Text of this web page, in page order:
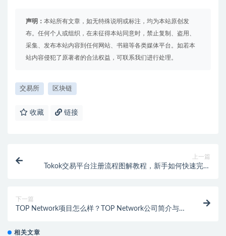
声明： 本站所有文章，如无特殊说明或标注，均为本站原创发
布。任何个人或组织，在未征得本站同意时，禁止复制、盗用、
采集、发布本站内容到任何网站、书籍等各类媒体平台。如若本
站内容侵犯了原著者的合法权益，可联系我们进行处理。
交易所 区块链
收藏 链接
上一篇
Tokok交易平台注册流程图解教程，新手如何快速完成
下一篇
TOP Network项目怎么样？TOP Network公司简介与生
相关文章